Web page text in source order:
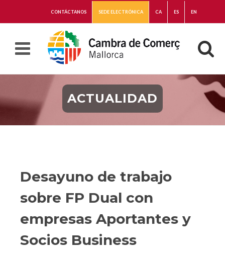
CONTÁCTANOS SEDE ELECTRÓNICA CA ES EN
ACTUALIDAD
Desayuno de trabajo
sobre FP Dual con
empresas Aportantes y
Socios Business